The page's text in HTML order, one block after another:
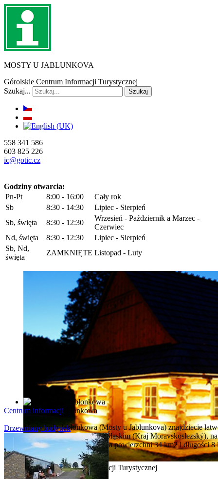
MOSTY U JABLUNKOVA
Górolskie Centrum Informacji Turystycznej
Szukaj...
Szukaj
558 341 586
603 825 226
ic@gotic.cz
Godziny otwarcia:
Pn-Pt
8:00 - 16:00
Cały rok
Sb
8:30 - 14:30
Lipiec - Sierpień
Sb, święta
8:30 - 12:30
Wrzesień - Październik a Marzec -
Czerwiec
Nd, święta
8:30 - 12:30
Lipiec - Sierpień
Sb, Nd,
święta
ZAMKNIĘTE Listopad - Luty
Górolskie Centrum Informacji Turystycznej
Mosty koło Jabłonkowa
Mosty kolo Jabłonkowa (Mosty u Jablunkova) znajdziecie
województwie Morawsko-Śląskim (Kraj Moravskoslezský),
mieszkańców rozciąga się na powierzchni 34 km2 i długości 8
Centrum informacji
Drzewniany budynek